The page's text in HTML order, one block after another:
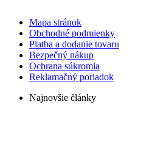
Mapa stránok
Obchodné podmienky
Platba a dodanie tovaru
Bezpečný nákup
Ochrana súkromia
Reklamačný poriadok
Najnovšie články